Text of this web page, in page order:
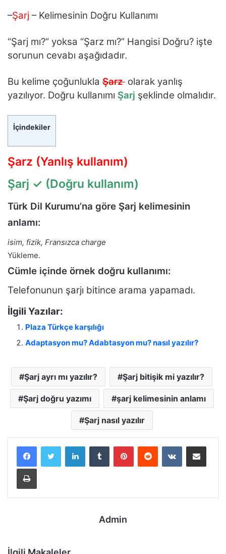
–Şarj – Kelimesinin Doğru Kullanımı
“Şarj mı?” yoksa “Şarz mı?” Hangisi Doğru? işte
sorunun cevabı aşağıdadır.
Bu kelime çoğunlukla Şarz olarak yanlış
yazılıyor. Doğru kullanımı Şarj şeklinde olmalıdır.
İçindekiler
Şarz (Yanlış kullanım)
Şarj ✓ (Doğru kullanım)
Türk Dil Kurumu’na göre Şarj kelimesinin
anlamı:
isim, fizik, Fransızca charge
Yükleme.
Cümle içinde örnek doğru kullanımı:
Telefonunun şarjı bitince arama yapamadı.
İlgili Yazılar:
Plaza Türkçe karşılığı
Adaptasyon mu? Adabtasyon mu? nasıl yazılır?
Şarj ayrı mı yazılır? Şarj bitişik mi yazılır?
Şarj doğru yazımı şarj kelimesinin anlamı
Şarj nasıl yazılır
LinkedInTumblr PinterestReddit VKontakteE-Posta ile paylaş
Yazdır
Admin